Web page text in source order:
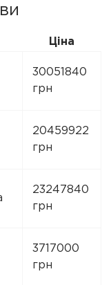
Ціна
30051840
грн
20459922
грн
23247840
грн
3717000
грн